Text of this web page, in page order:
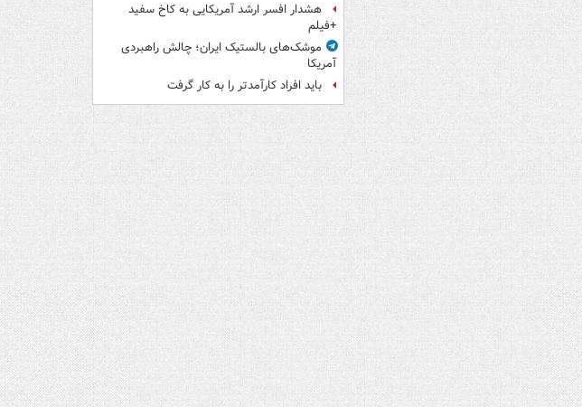
هشدار افسر ارشد آمریکایی به کاخ سفید
+فیلم
موشک‌های بالستیک ایران؛ چالش راهبردی
آمریکا
باید افراد کارآمدتر را به کار گرفت